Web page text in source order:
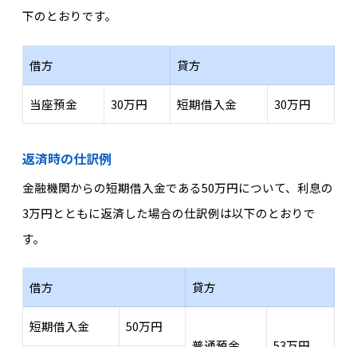
下のとおりです。
借方 貸方
当座預金 30万円 短期借入金 30万円
返済時の仕訳例
金融機関からの短期借入金である50万円について、利息の
3万円とともに返済した場合の仕訳例は以下のとおりで
す。
借方 貸方
短期借入金
50万円